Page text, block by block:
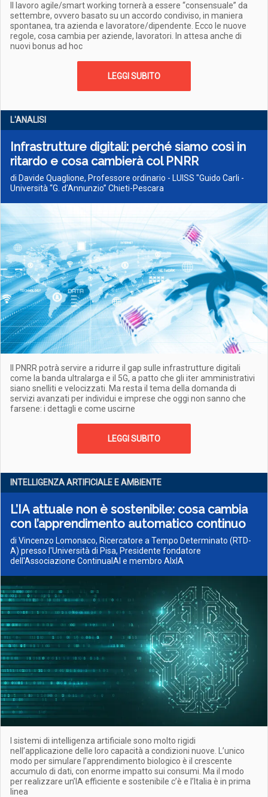
Il lavoro agile/smart working tornerà a essere “consensuale” da
settembre, ovvero basato su un accordo condiviso, in maniera
spontanea, tra azienda e lavoratore/dipendente. Ecco le nuove
regole, cosa cambia per aziende, lavoratori. In attesa anche di
nuovi bonus ad hoc
LEGGI SUBITO
L'ANALISI
Infrastrutture digitali: perché siamo così in
ritardo e cosa cambierà col PNRR
di Davide Quaglione, Professore ordinario - LUISS "Guido Carli -
Università “G. d’Annunzio” Chieti-Pescara
Il PNRR potrà servire a ridurre il gap sulle infrastrutture digitali
come la banda ultralarga e il 5G, a patto che gli iter amministrativi
siano snelliti e velocizzati. Ma resta il tema della domanda di
servizi avanzati per individui e imprese che oggi non sanno che
farsene: i dettagli e come uscirne
LEGGI SUBITO
INTELLIGENZA ARTIFICIALE E AMBIENTE
L’IA attuale non è sostenibile: cosa cambia
con l’apprendimento automatico continuo
di Vincenzo Lomonaco, Ricercatore a Tempo Determinato (RTD-
A) presso l'Università di Pisa, Presidente fondatore
dell'Associazione ContinualAI e membro AIxIA
I sistemi di intelligenza artificiale sono molto rigidi
nell’applicazione delle loro capacità a condizioni nuove. L’unico
modo per simulare l’apprendimento biologico è il crescente
accumulo di dati, con enorme impatto sui consumi. Ma il modo
per realizzare un’IA efficiente e sostenibile c’è e l’Italia è in prima
linea